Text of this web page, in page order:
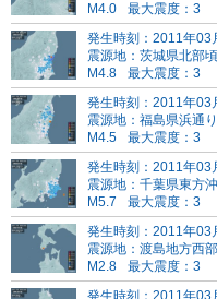
M4.0
最大震度：3
発生時刻：2011年03
震源地：茨城県北部頃
M4.8
最大震度：3
発生時刻：2011年03
震源地：福島県浜通
M4.5
最大震度：3
発生時刻：2011年03
震源地：千葉県東方
M5.7
最大震度：3
発生時刻：2011年03
震源地：渡島地方西
M2.8
最大震度：3
発生時刻：2011年03